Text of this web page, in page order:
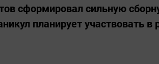
сформировал сильную
планирует участвовать